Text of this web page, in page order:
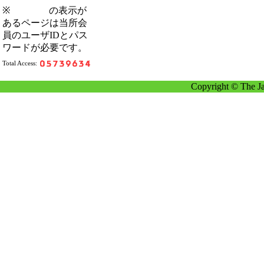
※
の表示が
あるページは当所会
員のユーザIDとパス
ワードが必要です。
Total Access:
Copyright © The